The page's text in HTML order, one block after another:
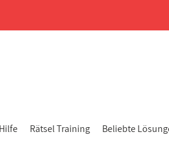
Rätsel Training Beliebte